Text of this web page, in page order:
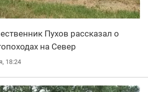
Пухов рассказал о
на Север
18:24